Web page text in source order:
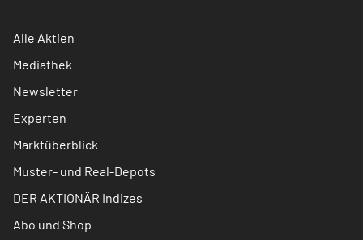
Alle Aktien
Mediathek
Newsletter
Experten
Marktüberblick
Muster- und Real-Depots
DER AKTIONÄR Indizes
Abo und Shop